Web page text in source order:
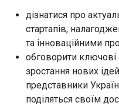
дізнатися про
стартапів,
та інноваційними
обговорити ключові
зростання нових
представники
поділяться своїм